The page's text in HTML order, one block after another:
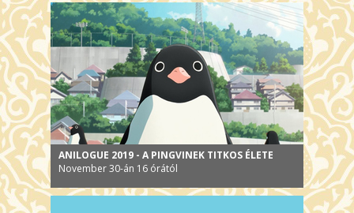
ANILOGUE 2019 - A PINGVINEK TITKOS ÉLETE
November 30-án 16 órától